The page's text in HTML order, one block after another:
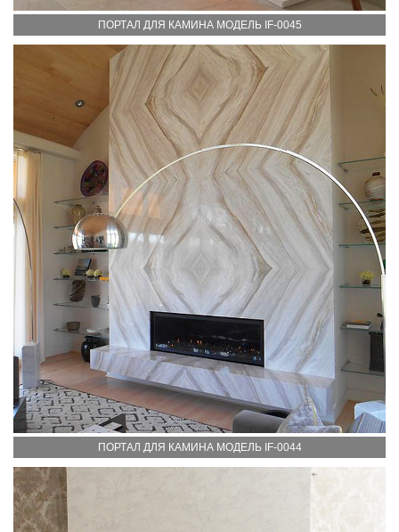
ПОРТАЛ ДЛЯ КАМИНА МОДЕЛЬ IF-0045
ПОРТАЛ ДЛЯ КАМИНА МОДЕЛЬ IF-0044